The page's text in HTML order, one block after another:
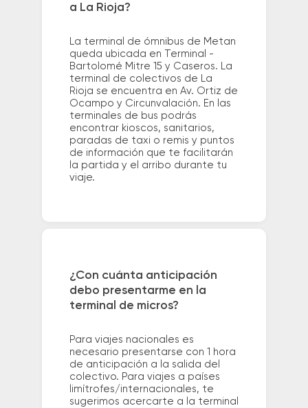
a La Rioja?
La terminal de ómnibus de Metan
queda ubicada en Terminal -
Bartolomé Mitre 15 y Caseros. La
terminal de colectivos de La
Rioja se encuentra en Av. Ortiz de
Ocampo y Circunvalación. En las
terminales de bus podrás
encontrar kioscos, sanitarios,
paradas de taxi o remis y puntos
de información que te facilitarán
la partida y el arribo durante tu
viaje.
¿Con cuánta anticipación
debo presentarme en la
terminal de micros?
Para viajes nacionales es
necesario presentarse con 1 hora
de anticipación a la salida del
colectivo. Para viajes a países
limítrofes/internacionales, te
sugerimos acercarte a la terminal